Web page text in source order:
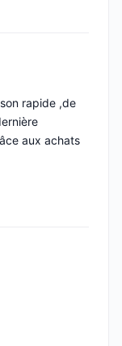
rapide ,de
aux achats